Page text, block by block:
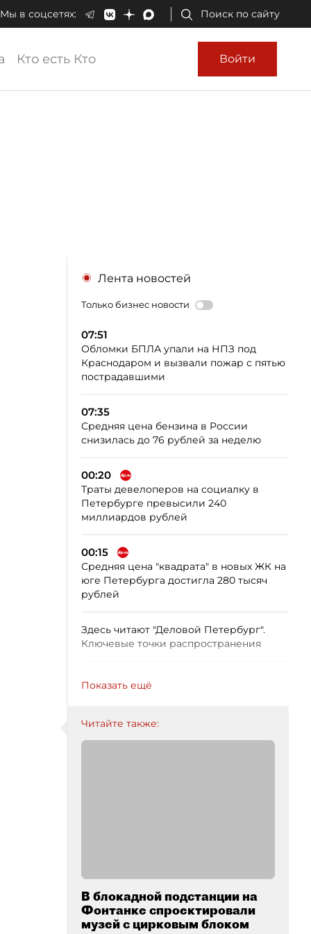
Мы в соцсетях: Поиск по сайту
Кто есть Кто Войти
Лента новостей
Только бизнес новости
07:51
Обломки БПЛА упали на НПЗ под
Краснодаром и вызвали пожар с пятью
пострадавшими
07:35
Средняя цена бензина в России
снизилась до 76 рублей за неделю
00:20
Траты девелоперов на социалку в
Петербурге превысили 240
миллиардов рублей
00:15
Средняя цена "квадрата" в новых ЖК на
юге Петербурга достигла 280 тысяч
рублей
Здесь читают "Деловой Петербург".
Ключевые точки распространения
Показать ещё
Читайте также:
В блокадной подстанции на
Фонтанке спроектировали
музей с цирковым блоком